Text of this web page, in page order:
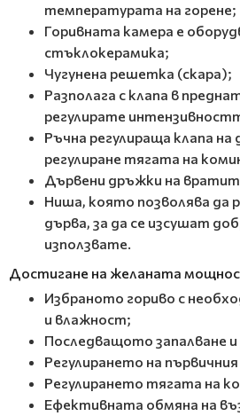
температурата на горене;
Горивната камера е
стъклокерамика;
Чугунена решетка (скара);
Разполага с клапа в
регулирате
Ръчна регулираща клапа
регулиране тягата на
Дървени дръжки на
Ниша, която позволява
дърва, за да се изсушат
използвате.
Достигане на желаната
Избраното гориво с
и влажност;
Последващото запалване и
Регулирането на
Регулирането тягата на
Ефективната обмяна на